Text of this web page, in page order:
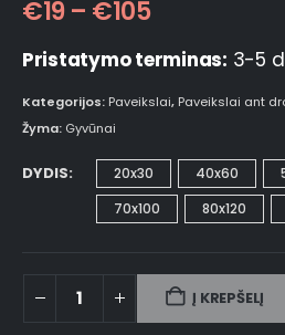
€19 – €105
Pristatymo terminas: 3-5
Kategorijos: Paveikslai, Paveikslai ant
Žyma: Gyvūnai
DYDIS 20x30 40x60
70x100
80x120
Į KREPŠELĮ